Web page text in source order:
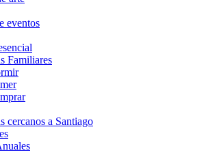
eventos
Familiares
cercanos a Santiago